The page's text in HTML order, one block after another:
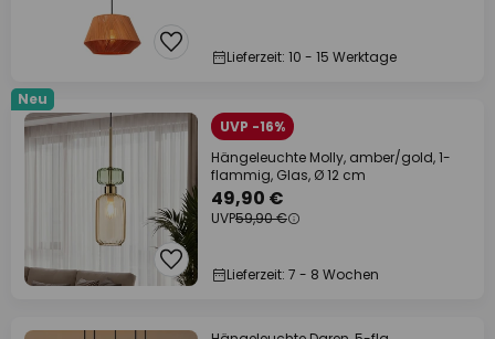
Lieferzeit: 10 - 15 Werktage
Neu
UVP -16%
Hängeleuchte Molly, amber/gold, 1-
flammig, Glas, Ø 12 cm
49,90 €
UVP59,90 €
Lieferzeit: 7 - 8 Wochen